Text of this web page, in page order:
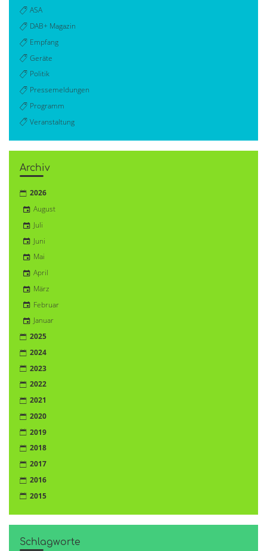
ASA
DAB+ Magazin
Empfang
Geräte
Politik
Pressemeldungen
Programm
Veranstaltung
Archiv
2026
August
Juli
Juni
Mai
April
März
Februar
Januar
2025
2024
2023
2022
2021
2020
2019
2018
2017
2016
2015
Schlagworte